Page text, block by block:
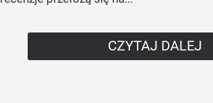
CZYTAJ DALEJ